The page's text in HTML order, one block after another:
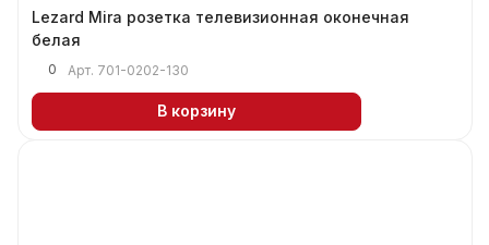
Lezard Mira розетка телевизионная оконечная
белая
0 Арт. 701-0202-130
В корзину